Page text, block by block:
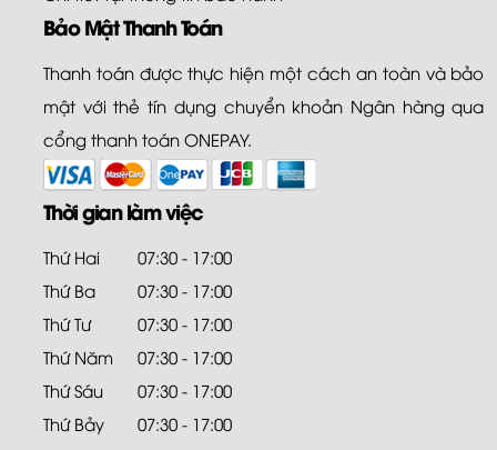
Bảo Mật Thanh Toán
Thanh toán được thực hiện một cách an toàn và bảo
mật với thẻ tín dụng chuyển khoản Ngân hàng qua
cổng thanh toán ONEPAY.
Thời gian làm việc
Thứ Hai
07:30 - 17:00
Thứ Ba
07:30 - 17:00
Thứ Tư
07:30 - 17:00
Thứ Năm
07:30 - 17:00
Thứ Sáu
07:30 - 17:00
Thứ Bảy
07:30 - 17:00